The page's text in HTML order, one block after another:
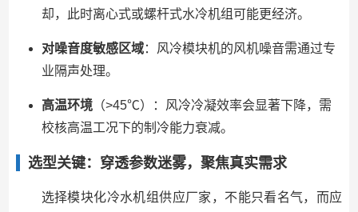
却，此时离心式或螺杆式水冷机组可能更经济。
对噪音度敏感区域：风冷模块机的风机噪音需通过专
业隔声处理。
高温环境（>45℃）：风冷冷凝效率会显著下降，需
校核高温工况下的制冷能力衰减。
选型关键：穿透参数迷雾，聚焦真实需求
选择模块化冷水机组供应厂家，不能只看名气，而应